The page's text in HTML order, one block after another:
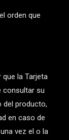
orden que
la Tarjeta
consultar su
del producto,
en caso de
vez el o la